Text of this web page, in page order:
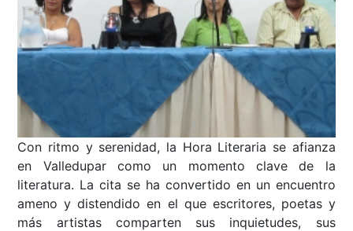
Con ritmo y serenidad, la Hora Literaria se afianza
en Valledupar como un momento clave de la
literatura. La cita se ha convertido en un encuentro
ameno y distendido en el que escritores, poetas y
más artistas comparten sus inquietudes, sus